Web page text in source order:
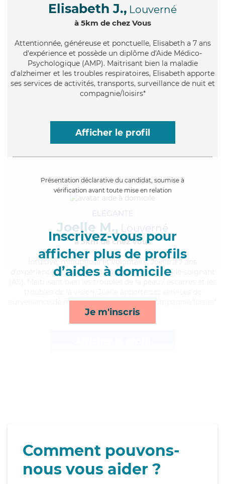
Elisabeth J., Louverné
à 5km de chez Vous
Attentionnée, généreuse et ponctuelle, Elisabeth a 7 ans
d'expérience et possède un diplôme d'Aide Médico-
Psychologique (AMP). Maitrisant bien la maladie
d'alzheimer et les troubles respiratoires, Elisabeth apporte
ses services de activités, transports, surveillance de nuit et
compagnie/loisirs*
Afficher le profil
Présentation déclarative du candidat, soumise à
vérification avant toute mise en relation
Inscrivez-vous pour
afficher plus de profils
d’aides à domicile
Je m'inscris
ÉLÉGANTE
Joelle M., Louverné
à 5km de chez Vous
, minutieuse et volontaire, Joelle a 7 ans
d'expérience et possède un diplôme d'Etat d'aide-soignant
surveillance de nuit, activités, rappels et compagnie/loisirs*
Comment pouvons-
nous vous aider ?